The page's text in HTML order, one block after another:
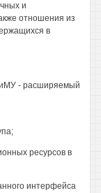
и
отношения из
в
- расширяемый
ресурсов в
интерфейса